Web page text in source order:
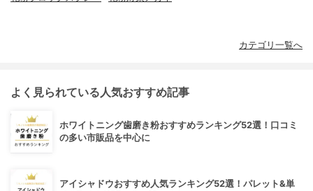
カテゴリ一覧へ
よく見られている人気おすすめ記事
ホワイトニング歯磨き粉おすすめランキング52選！口コミ
の多い市販品を中心に
アイシャドウおすすめ人気ランキング52選！パレット&単